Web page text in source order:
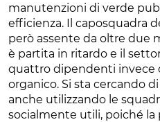
manutenzioni di verde
efficienza. Il caposquadra
però assente da oltre due
è partita in ritardo e il
quattro dipendenti invece
organico. Si sta cercando
anche utilizzando le
socialmente utili, poiché la